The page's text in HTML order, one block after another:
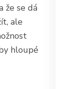
že se dá
ale
hloupé